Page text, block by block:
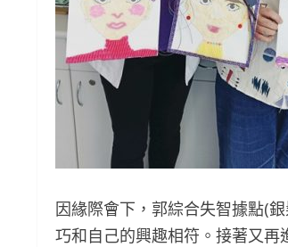
因緣際會下，郭綜合失智據點(
巧和自己的興趣相符。接著又